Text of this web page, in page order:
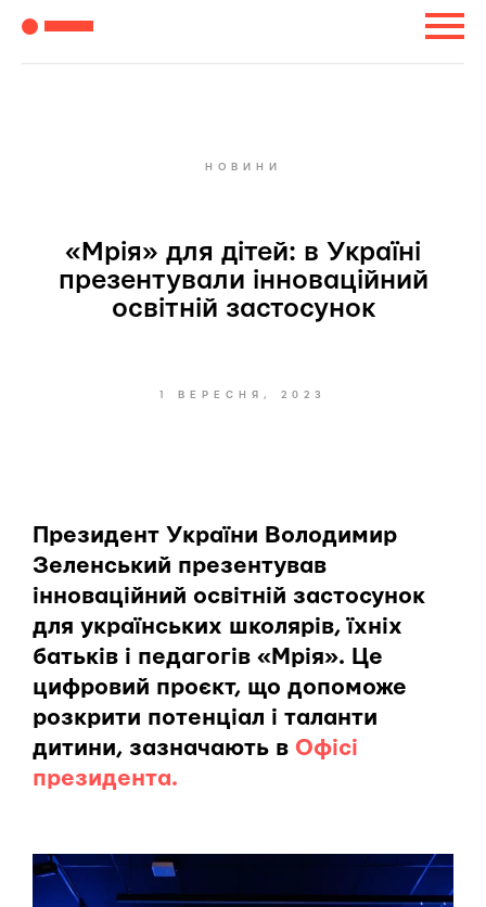
НОВИНИ
«Мрія» для дітей: в Україні
презентували інноваційний
освітній застосунок
1 ВЕРЕСНЯ, 2023
Президент України Володимир
Зеленський презентував
інноваційний освітній застосунок
для українських школярів, їхніх
батьків і педагогів «Мрія». Це
цифровий проєкт, що допоможе
розкрити потенціал і таланти
дитини, зазначають в Офісі
президента.